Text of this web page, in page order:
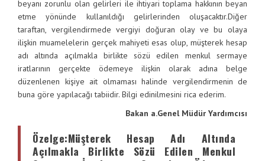
beyanı zorunlu olan gelirleri ile ihtiyari toplama hakkının beyan
etme yönünde kullanıldığı gelirlerinden oluşacaktır.Diğer
taraftan, vergilendirmede vergiyi doğuran olay ve bu olaya
ilişkin muamelelerin gerçek mahiyeti esas olup, müşterek hesap
adı altında açılmakla birlikte sözü edilen menkul sermaye
iratlarının gerçekte ödemeye ilişkin olarak adına belge
düzenlenen kişiye ait olmaması halinde vergilendirmenin de
buna göre yapılacağı tabiidir. Bilgi edinilmesini rica ederim.
Bakan a.Genel Müdür Yardımcısı
Özelge:Müşterek Hesap Adı Altında
Açılmakla Birlikte Sözü Edilen Menkul